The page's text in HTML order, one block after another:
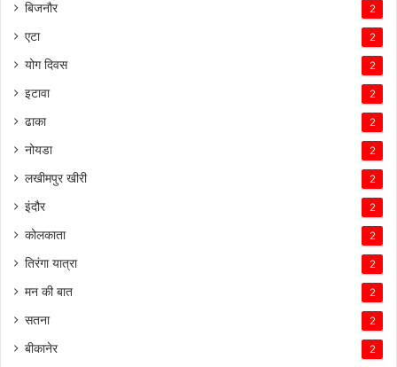
बिजनौर 2
एटा 2
योग दिवस 2
इटावा 2
ढाका 2
नोयडा 2
लखीमपुर खीरी 2
इंदौर 2
कोलकाता 2
तिरंगा यात्रा 2
मन की बात 2
सतना 2
बीकानेर 2